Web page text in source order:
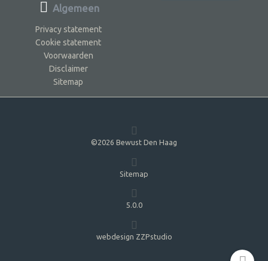
Algemeen
Privacy statement
Cookie statement
Voorwaarden
Disclaimer
Sitemap
©2026 Bewust Den Haag
Sitemap
5.0.0
webdesign ZZPstudio